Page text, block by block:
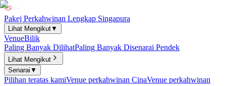
Pakej Perkahwinan Lengkap Singapura
Lihat Mengikut▼
VenueBilik
Paling Banyak DilihatPaling Banyak Disenarai Pendek
Lihat Mengikut
Senarai ▼
Pilihan teratas kamiVenue perkahwinan CinaVenue perkahwinan